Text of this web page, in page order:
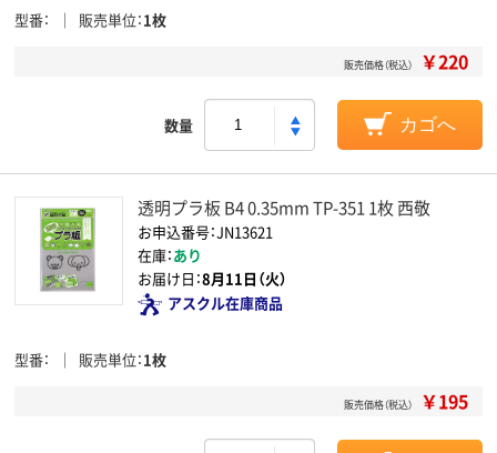
型番 販売単位 1枚
販売価格（税込） ￥220
数量 カゴへ
透明プラ板 B4 0.35mm TP-351 1枚 西敬
お申込番号：JN13621
在庫：あり
お届け日：8月11日（火）
アスクル在庫商品
型番 販売単位 1枚
販売価格（税込） ￥195